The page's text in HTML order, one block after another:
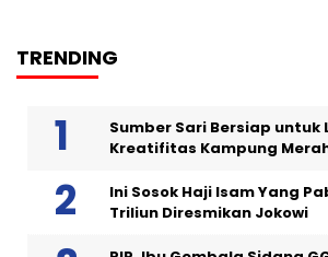
TRENDING
Sumber Sari Bersiap untuk
Kreatifitas Kampung
Ini Sosok Haji Isam Yang
Triliun Diresmikan Jokowi